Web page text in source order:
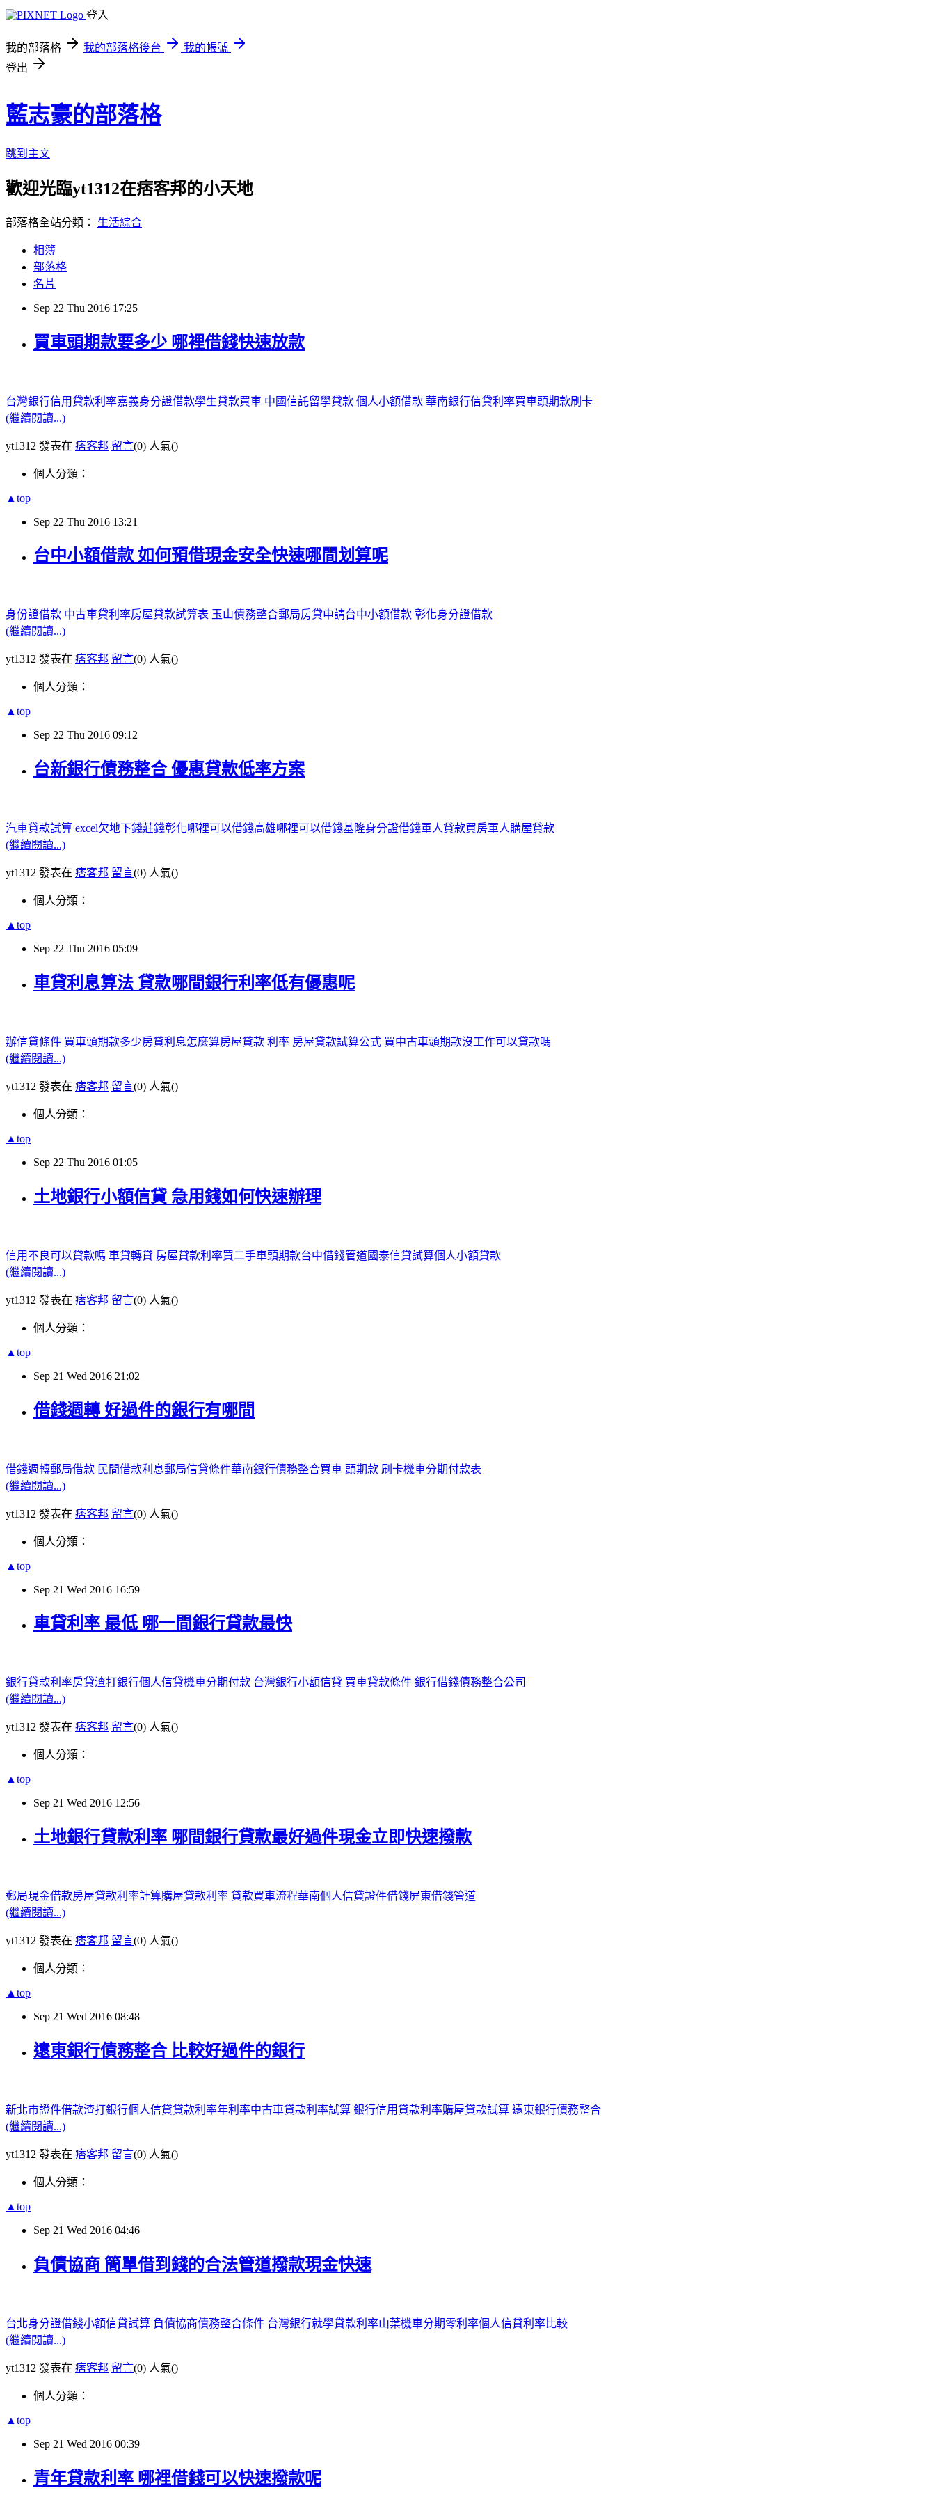
登入
我的部落格 我的部落格後台
我的帳號
登出
藍志豪的部落格
跳到主文
歡迎光臨yt1312在痞客邦的小天地
部落格全站分類： 生活綜合
相簿
部落格
名片
Sep 22 Thu 2016 17:25
買車頭期款要多少 哪裡借錢快速放款
台灣銀行信用貸款利率嘉義身分證借款學生貸款買車 中國信託留學貸款 個人小額借款 華南銀行信貸利率買車頭期款刷卡
(繼續閱讀...)
yt1312 發表在 痞客邦 留言(0) 人氣()
個人分類：
▲top
Sep 22 Thu 2016 13:21
台中小額借款 如何預借現金安全快速哪間划算呢
身份證借款 中古車貸利率房屋貸款試算表 玉山債務整合郵局房貸申請台中小額借款 彰化身分證借款
(繼續閱讀...)
yt1312 發表在 痞客邦 留言(0) 人氣()
個人分類：
▲top
Sep 22 Thu 2016 09:12
台新銀行債務整合 優惠貸款低率方案
汽車貸款試算 excel欠地下錢莊錢彰化哪裡可以借錢高雄哪裡可以借錢基隆身分證借錢軍人貸款買房軍人購屋貸款
(繼續閱讀...)
yt1312 發表在 痞客邦 留言(0) 人氣()
個人分類：
▲top
Sep 22 Thu 2016 05:09
車貸利息算法 貸款哪間銀行利率低有優惠呢
辦信貸條件 買車頭期款多少房貸利息怎麼算房屋貸款 利率 房屋貸款試算公式 買中古車頭期款沒工作可以貸款嗎
(繼續閱讀...)
yt1312 發表在 痞客邦 留言(0) 人氣()
個人分類：
▲top
Sep 22 Thu 2016 01:05
土地銀行小額信貸 急用錢如何快速辦理
信用不良可以貸款嗎 車貸轉貸 房屋貸款利率買二手車頭期款台中借錢管道國泰信貸試算個人小額貸款
(繼續閱讀...)
yt1312 發表在 痞客邦 留言(0) 人氣()
個人分類：
▲top
Sep 21 Wed 2016 21:02
借錢週轉 好過件的銀行有哪間
借錢週轉郵局借款 民間借款利息郵局信貸條件華南銀行債務整合買車 頭期款 刷卡機車分期付款表
(繼續閱讀...)
yt1312 發表在 痞客邦 留言(0) 人氣()
個人分類：
▲top
Sep 21 Wed 2016 16:59
車貸利率 最低 哪一間銀行貸款最快
銀行貸款利率房貸渣打銀行個人信貸機車分期付款 台灣銀行小額信貸 買車貸款條件 銀行借錢債務整合公司
(繼續閱讀...)
yt1312 發表在 痞客邦 留言(0) 人氣()
個人分類：
▲top
Sep 21 Wed 2016 12:56
土地銀行貸款利率 哪間銀行貸款最好過件現金立即快速撥款
郵局現金借款房屋貸款利率計算購屋貸款利率 貸款買車流程華南個人信貸證件借錢屏東借錢管道
(繼續閱讀...)
yt1312 發表在 痞客邦 留言(0) 人氣()
個人分類：
▲top
Sep 21 Wed 2016 08:48
遠東銀行債務整合 比較好過件的銀行
新北市證件借款渣打銀行個人信貸貸款利率年利率中古車貸款利率試算 銀行信用貸款利率購屋貸款試算 遠東銀行債務整合
(繼續閱讀...)
yt1312 發表在 痞客邦 留言(0) 人氣()
個人分類：
▲top
Sep 21 Wed 2016 04:46
負債協商 簡單借到錢的合法管道撥款現金快速
台北身分證借錢小額信貸試算 負債協商債務整合條件 台灣銀行就學貸款利率山葉機車分期零利率個人信貸利率比較
(繼續閱讀...)
yt1312 發表在 痞客邦 留言(0) 人氣()
個人分類：
▲top
Sep 21 Wed 2016 00:39
青年貸款利率 哪裡借錢可以快速撥款呢